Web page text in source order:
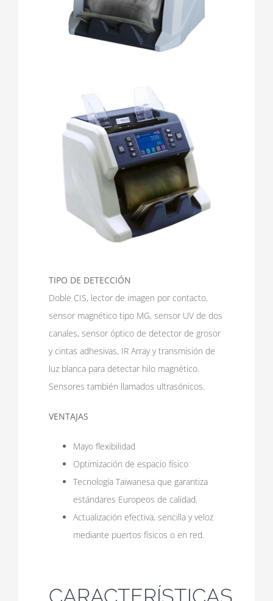
TIPO DE DETECCIÓN
Doble CIS, lector de imagen por contacto,
sensor magnético tipo MG, sensor UV de dos
canales, sensor óptico de detector de grosor
y cintas adhesivas, IR Array y transmisión de
luz blanca para detectar hilo magnético.
Sensores también llamados ultrasónicos.
VENTAJAS
Mayo flexibilidad
Optimización de espacio físico
Tecnología Taiwanesa que garantiza
estándares Europeos de calidad.
Actualización efectiva, sencilla y veloz
mediante puertos físicos o en red.
CARACTERÍSTICAS